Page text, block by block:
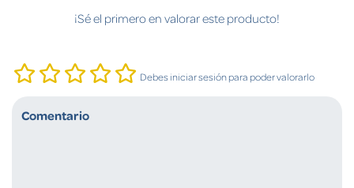
¡Sé el primero en valorar este producto!
Debes iniciar sesión para poder valorarlo